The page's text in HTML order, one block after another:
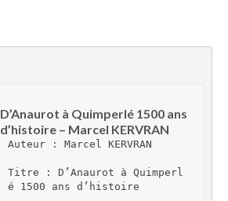
D’Anaurot à Quimperlé 1500 ans
d’histoire – Marcel KERVRAN
Auteur : Marcel KERVRAN
Titre : D’Anaurot à Quimperl
é 1500 ans d’histoire